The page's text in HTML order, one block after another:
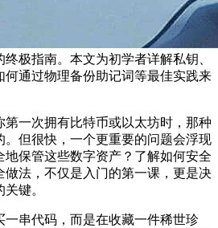
极指南。本文为初学者详解私钥、
何通过物理备份助记词等最佳实践来
一次拥有比特币或以太坊时，那种
。但很快，一个更重要的问题会浮现
地保管这些数字资产？了解如何安全
做法 ，不仅是入门的第一课，更是决
键。
一串代码，而是在收藏一件稀世珍